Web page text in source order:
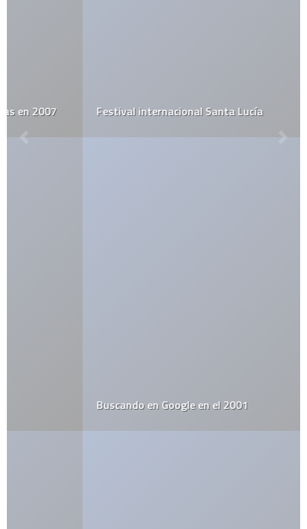
Festival internacional Santa Lucía
Buscando en Google en el 2001